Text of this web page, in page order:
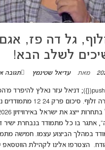
גל דה פז, אגם
לשלב הבא!
מאת עדיאל שטינמץ תגובה
במירוץ, ביניהם נווה לוי, אגם
אתגר בו כל מתמודד בנבחרת
במהלך הביצוע עצמו. חמישה
הצטרפו אלינו לקהילת הווטסאפ